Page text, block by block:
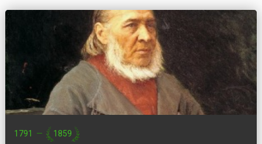
1791 — 1859